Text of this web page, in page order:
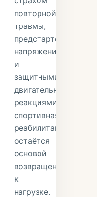
повторной
травмы,
предстартовым
напряжением
и
защитными
двигательными
реакциями;
спортивная
реабилитация
остаётся
основой
возвращения
к
нагрузке.